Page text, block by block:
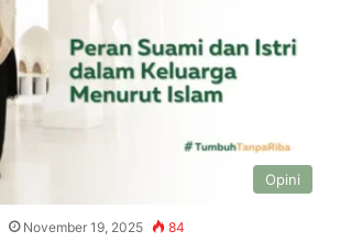
Opini
November 19, 2025 84